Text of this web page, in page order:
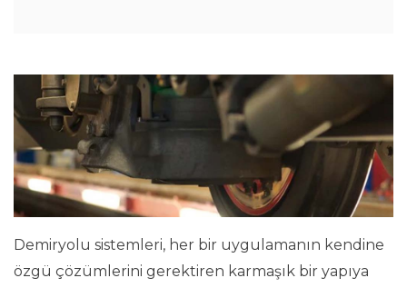
Demiryolu sistemleri, her bir uygulamanın kendine
özgü çözümlerini gerektiren karmaşık bir yapıya